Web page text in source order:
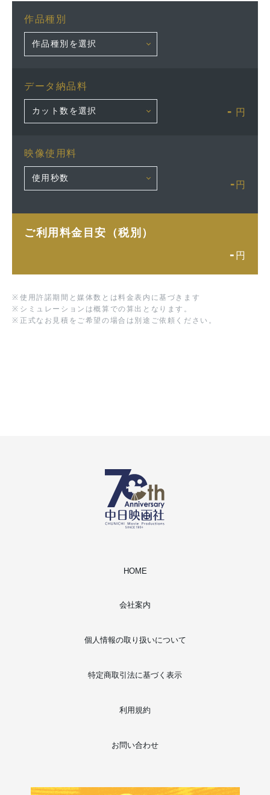
作品種別
データ納品料
- 円
映像使用料
- 円
ご利用料金目安（税別）
- 円
※ 使用許諾期間と媒体数とは料金表内に基づきます
※ シミュレーションは概算での算出となります。
※ 正式なお見積をご希望の場合は別途ご依頼ください。
HOME
会社案内
個人情報の取り扱いについて
特定商取引法に基づく表示
利用規約
お問い合わせ